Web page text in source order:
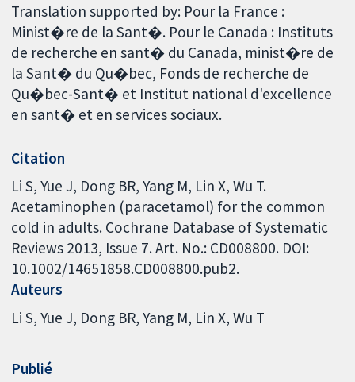
Translation supported by: Pour la France :
Minist�re de la Sant�. Pour le Canada : Instituts
de recherche en sant� du Canada, minist�re de
la Sant� du Qu�bec, Fonds de recherche de
Qu�bec-Sant� et Institut national d'excellence
en sant� et en services sociaux.
Citation
Li S, Yue J, Dong BR, Yang M, Lin X, Wu T.
Acetaminophen (paracetamol) for the common
cold in adults. Cochrane Database of Systematic
Reviews 2013, Issue 7. Art. No.: CD008800. DOI:
10.1002/14651858.CD008800.pub2.
Auteurs
Li S Yue J Dong BR Yang M Lin X Wu T
Publié